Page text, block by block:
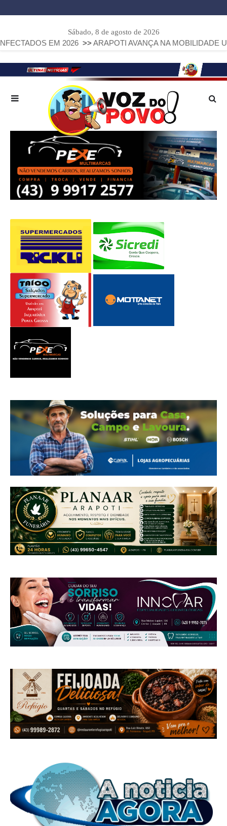
Sábado, 8 de agosto de 2026
2026 >>ARAPOTI AVANÇA NA MOBILIDADE URBANA